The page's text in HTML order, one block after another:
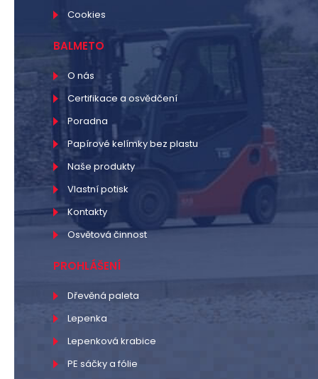
Cookies
BALMETO
O nás
Certifikace a osvědčení
Poradna
Papírové kelímky bez plastu
Naše produkty
Vlastní potisk
Kontakty
Osvětová činnost
PROHLÁŠENÍ
Dřevěná paleta
Lepenka
Lepenková krabice
PE sáčky a fólie